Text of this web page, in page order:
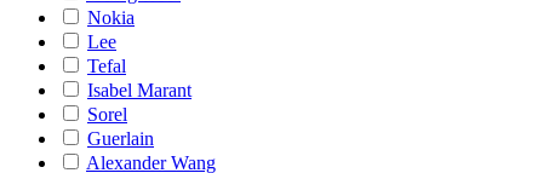
Nokia
Lee
Tefal
Isabel Marant
Sorel
Guerlain
Alexander Wang